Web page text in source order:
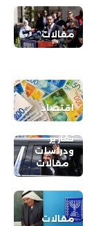
مقالات
اقتصاد
تقارير
ودراسات
مقالات
مقالات